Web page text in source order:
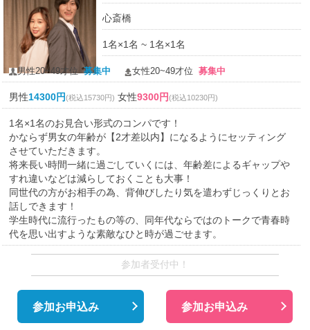
心斎橋
1名×1名 ~ 1名×1名
男性20~49才位募集中 女性20~49才位 募集中
男性14300円(税込15730円) 女性9300円(税込10230円)
1名×1名のお見合い形式のコンパです！
かならず男女の年齢が【2才差以内】になるようにセッティング
させていただきます。
将来長い時間一緒に過ごしていくには、年齢差によるギャップや
すれ違いなどは減らしておくことも大事！
同世代の方がお相手の為、背伸びしたり気を遣わずじっくりとお
話しできます！
学生時代に流行ったもの等の、同年代ならではのトークで青春時
代を思い出すような素敵なひと時が過ごせます。
参加者受付中！
参加お申込み 参加お申込み